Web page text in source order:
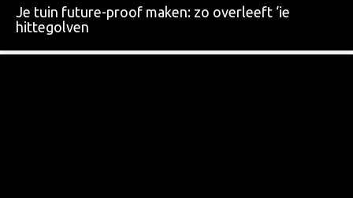
Je tuin future-proof maken: zo overleeft ‘ie
hittegolven